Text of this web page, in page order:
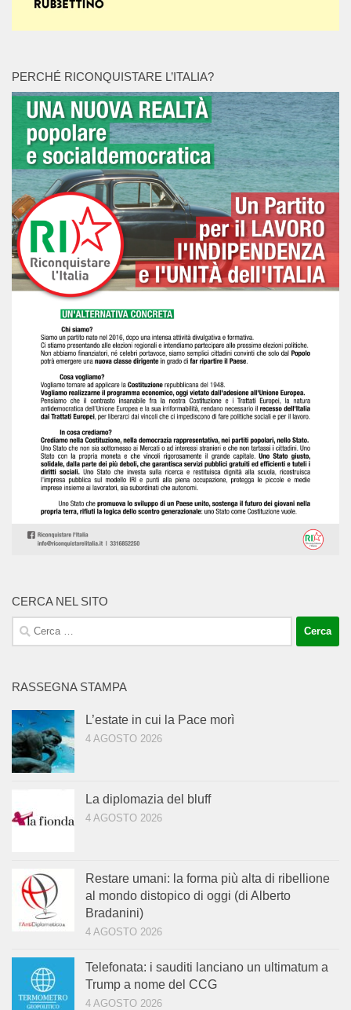
PERCHÉ RICONQUISTARE L’ITALIA?
CERCA NEL SITO
Ricerca
per:
RASSEGNA STAMPA
L’estate in cui la Pace morì
4 AGOSTO 2026
La diplomazia del bluff
4 AGOSTO 2026
Restare umani: la forma più alta di ribellione
al mondo distopico di oggi (di Alberto
Bradanini)
4 AGOSTO 2026
Telefonata: i sauditi lanciano un ultimatum a
Trump a nome del CCG
4 AGOSTO 2026